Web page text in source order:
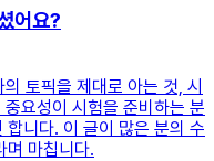
어요?
토픽을 제대로 아는 것, 시
요성이 시험을 준비하는 분
니다. 이 글이 많은 분의 수
며 마칩니다.